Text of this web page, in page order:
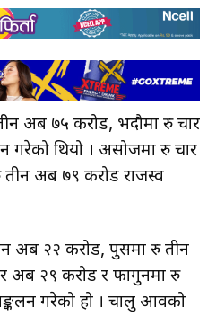
अर्ब ७५ करोड, भदौमा रु चार
गरेको थियो । असोजमा रु चार
अर्ब ७९ करोड राजस्व
अर्ब २२ करोड, पुसमा रु तीन
अर्ब २९ करोड र फागुनमा रु
गरेको हो । चालु आवको